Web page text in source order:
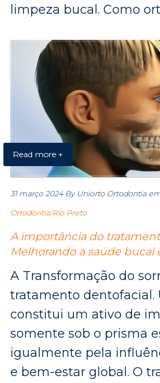
limpeza bucal. Como
Read more +
31 março 2024 By Uniorto Ortodontia
Ortodontia Rio Preto
A importância do
Melhorando a saúde bucal
A Transformação do
tratamento dentofacial.
constitui um ativo de
somente sob o prisma
igualmente pela
e bem-estar global. O